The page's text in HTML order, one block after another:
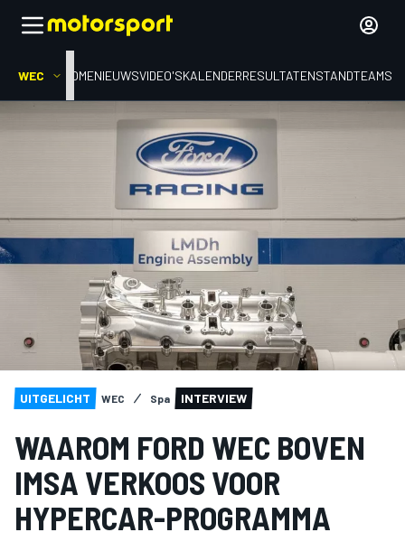
WEC HOMENIEUWSVIDEO'SKALENDERRESULTATENSTANDTEAMS
UITGELICHT WEC Spa INTERVIEW
WAAROM FORD WEC BOVEN
IMSA VERKOOS VOOR
HYPERCAR-PROGRAMMA